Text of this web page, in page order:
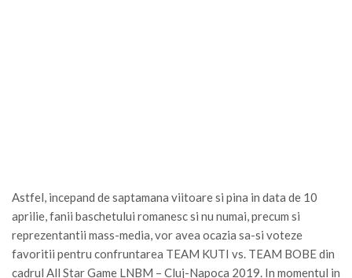
Astfel, incepand de saptamana viitoare si pina in data de 10
aprilie, fanii baschetului romanesc si nu numai, precum si
reprezentantii mass-media, vor avea ocazia sa-si voteze
favoritii pentru confruntarea TEAM KUTI vs. TEAM BOBE din
cadrul All Star Game LNBM – Cluj-Napoca 2019. In momentul in